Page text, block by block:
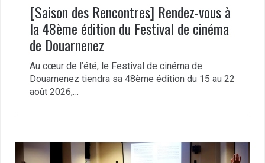
[Saison des Rencontres] Rendez-vous à
la 48ème édition du Festival de cinéma
de Douarnenez
Au cœur de l’été, le Festival de cinéma de
Douarnenez tiendra sa 48ème édition du 15 au 22
août 2026,…